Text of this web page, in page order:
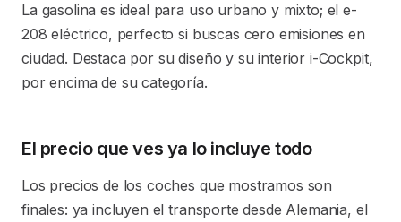
La gasolina es ideal para uso urbano y mixto; el e-
208 eléctrico, perfecto si buscas cero emisiones en
ciudad. Destaca por su diseño y su interior i-Cockpit,
por encima de su categoría.
El precio que ves ya lo incluye todo
Los precios de los coches que mostramos son
finales: ya incluyen el transporte desde Alemania, el